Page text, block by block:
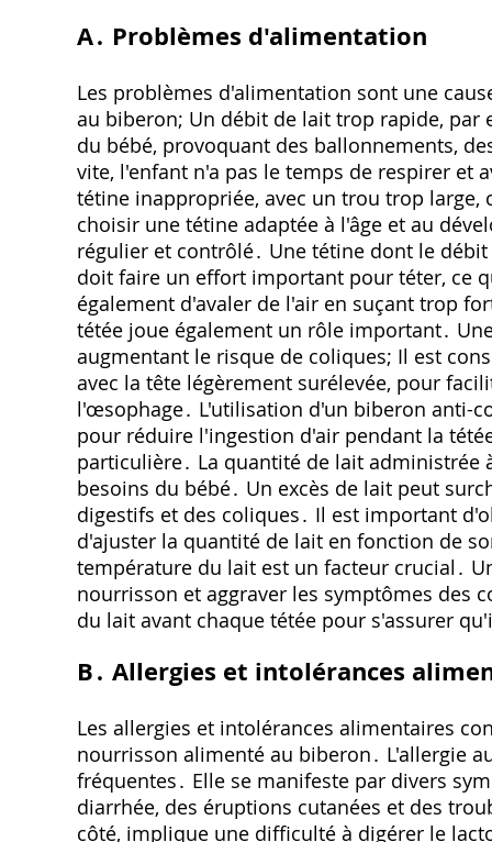
A․ Problèmes d'alimentation
Les problèmes d'alimentation sont une
au biberon; Un débit de lait trop rapide,
du bébé, provoquant des ballonnements,
vite, l'enfant n'a pas le temps de respirer et
tétine inappropriée, avec un trou trop
choisir une tétine adaptée à l'âge et au
régulier et contrôlé․ Une tétine dont le
doit faire un effort important pour téter, ce
également d'avaler de l'air en suçant trop
tétée joue également un rôle important․
augmentant le risque de coliques; Il est
avec la tête légèrement surélevée, pour
l'œsophage․ L'utilisation d'un biberon anti-
pour réduire l'ingestion d'air pendant la
particulière․ La quantité de lait administrée
besoins du bébé․ Un excès de lait peut
digestifs et des coliques․ Il est important
d'ajuster la quantité de lait en fonction de
température du lait est un facteur crucial․
nourrisson et aggraver les symptômes des
du lait avant chaque tétée pour s'assurer
B․ Allergies et intolérances
Les allergies et intolérances alimentaires
nourrisson alimenté au biberon․ L'allergie
fréquentes․ Elle se manifeste par divers
diarrhée, des éruptions cutanées et des
côté, implique une difficulté à digérer le